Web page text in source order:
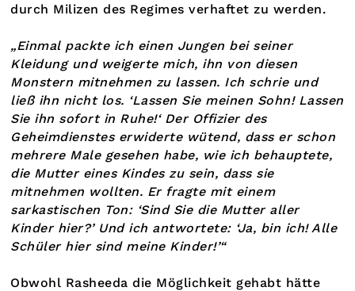
durch Milizen des Regimes verhaftet zu werden.
„Einmal packte ich einen Jungen bei seiner
Kleidung und weigerte mich, ihn von diesen
Monstern mitnehmen zu lassen. Ich schrie und
ließ ihn nicht los. ‘Lassen Sie meinen Sohn! Lassen
Sie ihn sofort in Ruhe!‘ Der Offizier des
Geheimdienstes erwiderte wütend, dass er schon
mehrere Male gesehen habe, wie ich behauptete,
die Mutter eines Kindes zu sein, dass sie
mitnehmen wollten. Er fragte mit einem
sarkastischen Ton: ‘Sind Sie die Mutter aller
Kinder hier?’ Und ich antwortete: ‘Ja, bin ich! Alle
Schüler hier sind meine Kinder!’“
Obwohl Rasheeda die Möglichkeit gehabt hätte